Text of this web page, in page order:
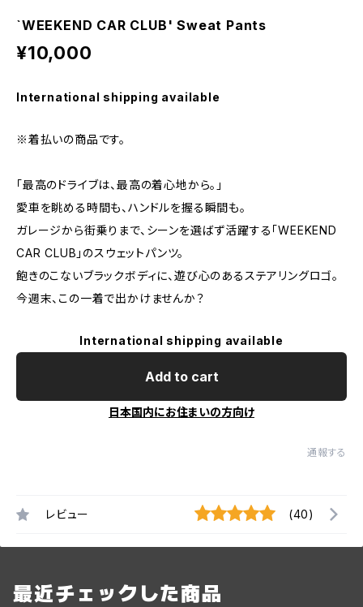
`WEEKEND CAR CLUB' Sweat Pants
¥10,000
International shipping available
※着払いの商品です。
「最高のドライブは、最高の着心地から。」
愛車を眺める時間も、ハンドルを握る瞬間も。
ガレージから街乗りまで、シーンを選ばず活躍する「WEEKEND
CAR CLUB」のスウェットパンツ。
飽きのこないブラックボディに、遊び心のあるステアリングロゴ。
今週末、この一着で出かけませんか？
International shipping available
Add to cart
日本国内にお住まいの方向け
通報する
レビュー (40)
最近チェックした商品